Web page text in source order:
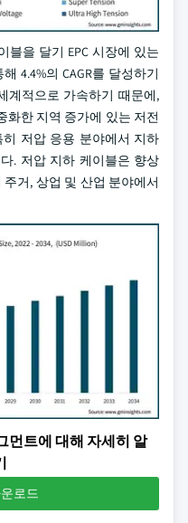
블을 달기 EPC 시장에 있는
4.4%의 CAGR를 달성하기
계적으로 가속하기 때문에,
화한 지역 증가에 있는 저전
저압 응용 분야에서 지하
. 저압 지하 케이블은 향상
거, 상업 및 산업 분야에서
먼트에 대해 자세히 알
로드